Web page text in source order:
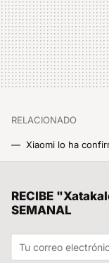
RELACIONADO
RECIBE
SEMANAL